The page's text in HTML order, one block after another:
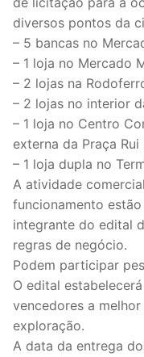
diversos pontos da
– 5 bancas no
– 1 loja no Mercado
– 2 lojas na
– 2 lojas no interior
– 1 loja no Centro
externa da Praça
– 1 loja dupla no
A atividade
funcionamento
integrante do edital
regras de negócio.
Podem participar
O edital
vencedores a
exploração.
A data da entrega